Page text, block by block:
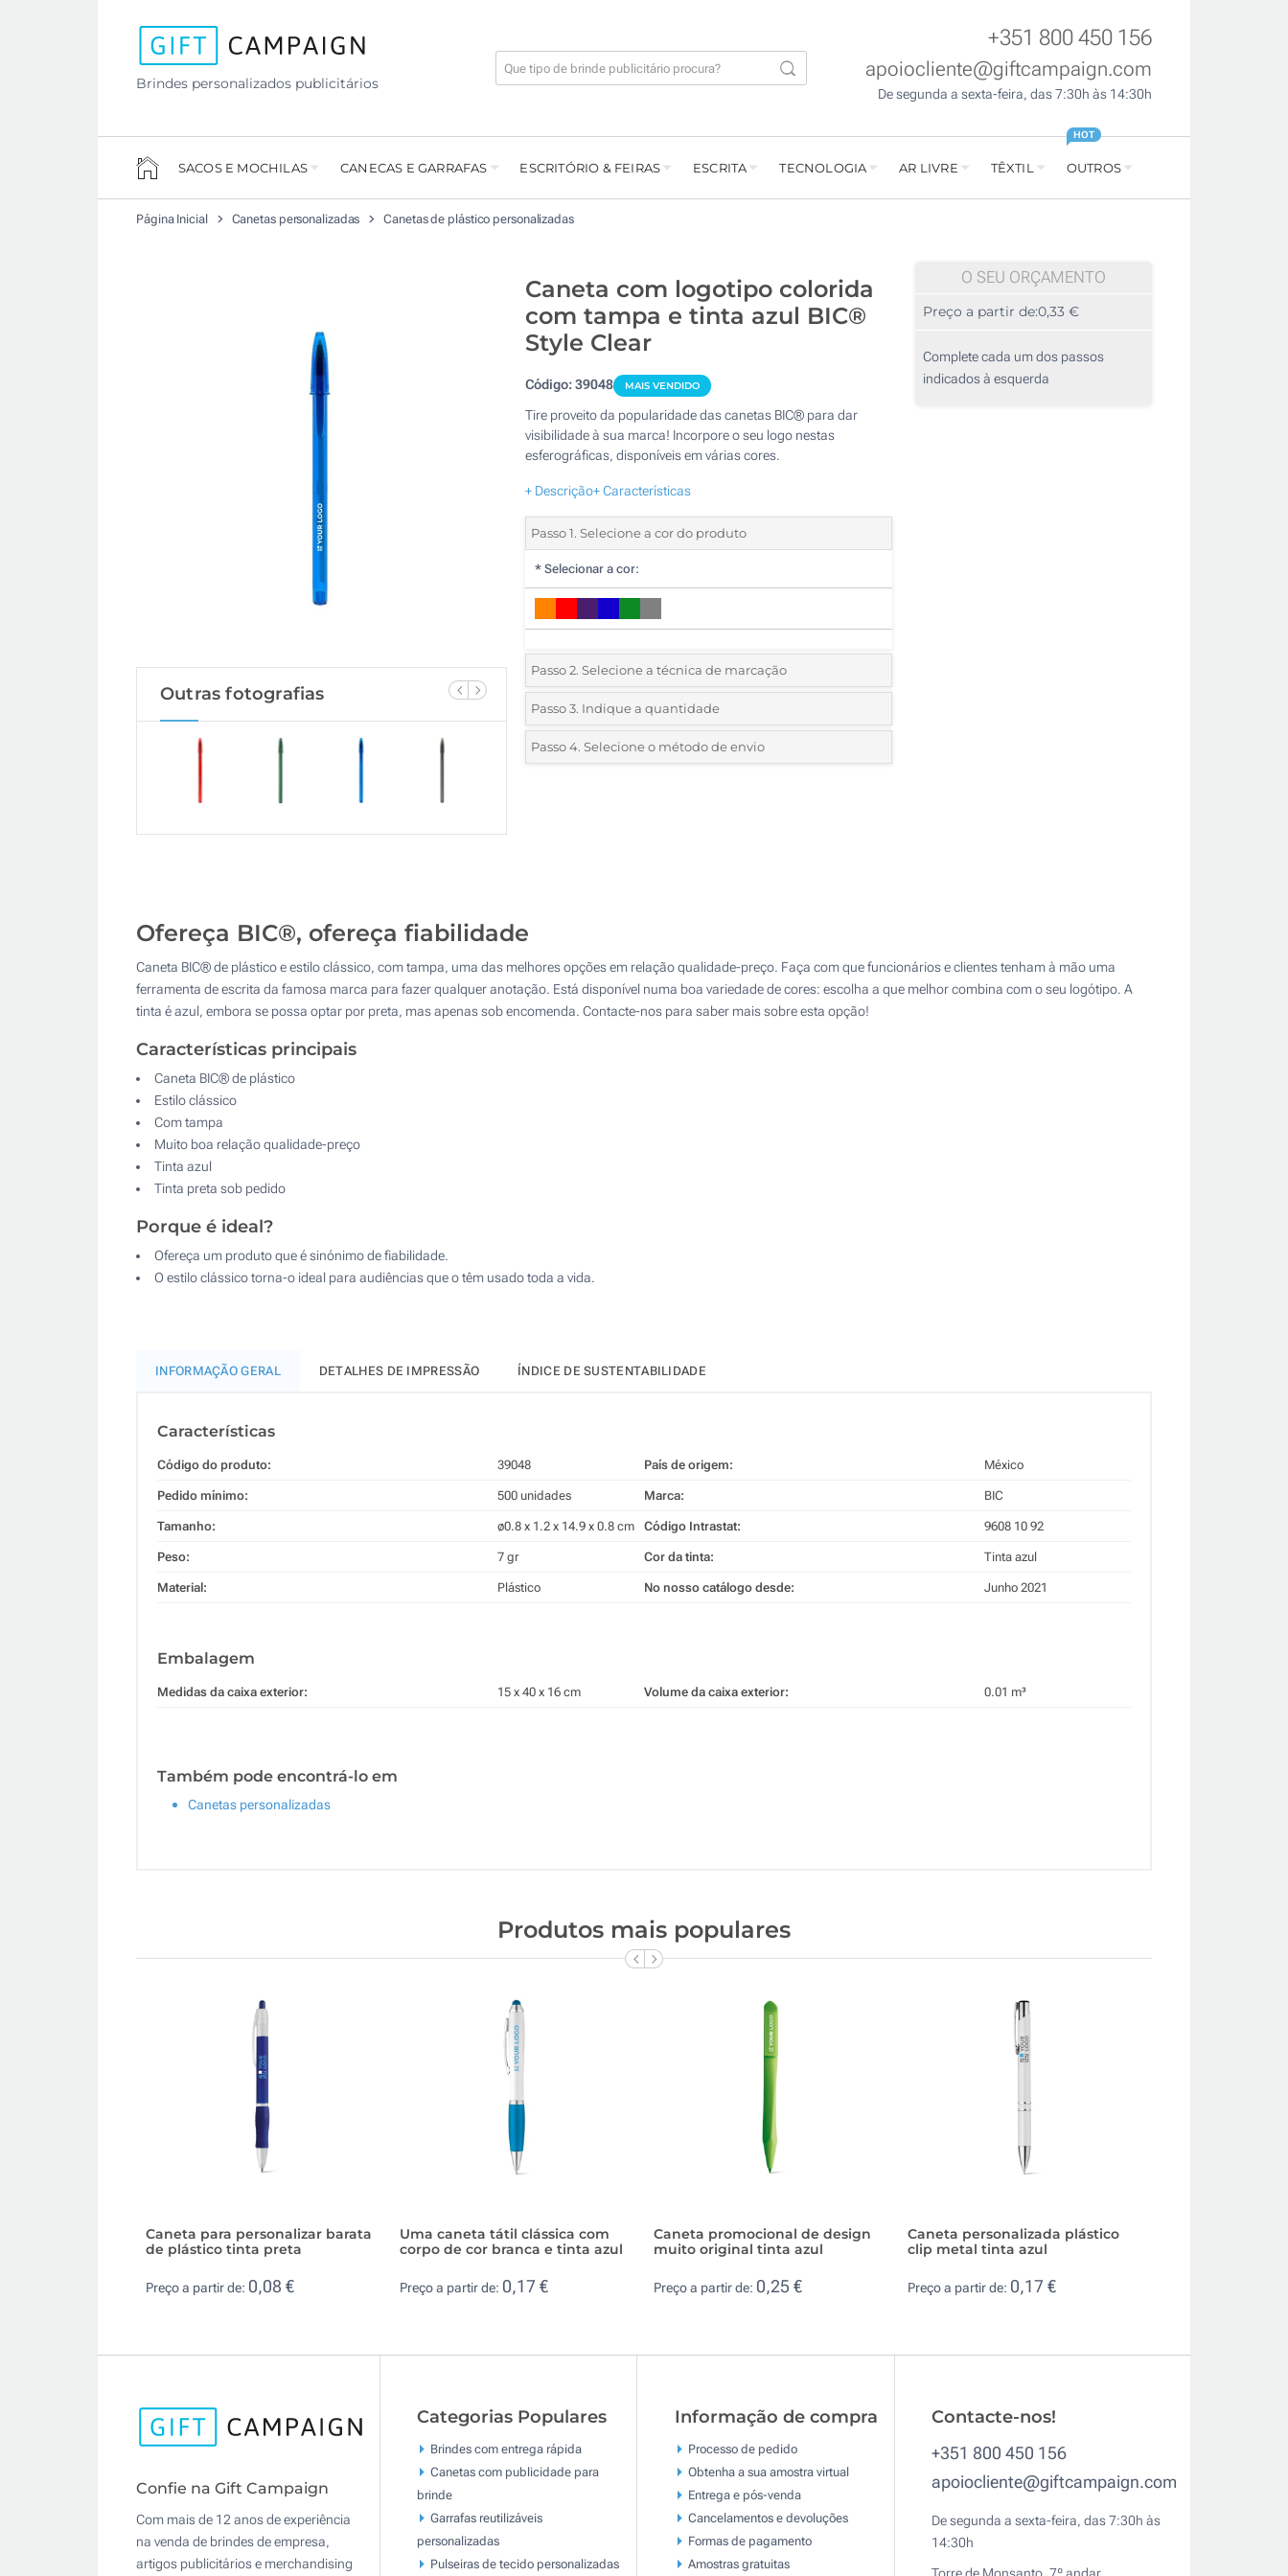
Brindes personalizados publicitários
+351 800 450 156
apoiocliente@giftcampaign.com
De segunda a sexta-feira, das 7:30h às 14:30h
SACOS E MOCHILAS CANECAS E GARRAFAS ESCRITÓRIO & FEIRAS ESCRITA TECNOLOGIA AR LIVRE TÊXTIL OUTROS
HOT
Página Inicial Canetas personalizadas Canetas de plástico personalizadas
Outras fotografias
Caneta com logotipo colorida
com tampa e tinta azul BIC®
Style Clear
Código:39048 MAIS VENDIDO
Tire proveito da popularidade das canetas BIC® para dar
visibilidade à sua marca! Incorpore o seu logo nestas
esferográficas, disponíveis em várias cores.
+ Descrição+ Características
Passo 1. Selecione a cor do produto
* Selecionar a cor:
Passo 2. Selecione a técnica de marcação
*Selecione o tipo de marcação e as cores do logotipo:
1 Cor (No corpo)
Passo 3. Indique a quantidade
*Quantidade mínima:500
10000
Outra : Atualizar
Passo 4. Selecione o método de envio
O SEU ORÇAMENTO
Preço a partir de:0,33 €
Complete cada um dos passos
indicados à esquerda
Ofereça BIC®, ofereça fiabilidade
Caneta BIC® de plástico e estilo clássico, com tampa, uma das melhores opções em relação qualidade-preço. Faça com que funcionários e clientes tenham à mão uma
ferramenta de escrita da famosa marca para fazer qualquer anotação. Está disponível numa boa variedade de cores: escolha a que melhor combina com o seu logótipo. A
tinta é azul, embora se possa optar por preta, mas apenas sob encomenda. Contacte-nos para saber mais sobre esta opção!
Características principais
Caneta BIC® de plástico
Estilo clássico
Com tampa
Muito boa relação qualidade-preço
Tinta azul
Tinta preta sob pedido
Porque é ideal?
Ofereça um produto que é sinónimo de fiabilidade.
O estilo clássico torna-o ideal para audiências que o têm usado toda a vida.
INFORMAÇÃO GERAL DETALHES DE IMPRESSÃO ÍNDICE DE SUSTENTABILIDADE
Características
Código do produto: 39048
Pedido mínimo: 500 unidades
Tamanho: ø0.8 x 1.2 x 14.9 x 0.8 cm
Peso: 7 gr
Material: Plástico
País de origem: México
Marca: BIC
Código Intrastat: 9608 10 92
Cor da tinta: Tinta azul
No nosso catálogo desde: Junho 2021
Embalagem
Medidas da caixa exterior: 15 x 40 x 16 cm Volume da caixa exterior: 0.01 m³
Também pode encontrá-lo em
Canetas personalizadas
Produtos mais populares
Caneta para personalizar barata
de plástico tinta preta
Preço a partir de: 0,08 €
Uma caneta tátil clássica com
corpo de cor branca e tinta azul
Preço a partir de: 0,17 €
Caneta promocional de design
muito original tinta azul
Preço a partir de: 0,25 €
Caneta personalizada plástico
clip metal tinta azul
Preço a partir de: 0,17 €
Confie na Gift Campaign
Com mais de 12 anos de experiência
na venda de brindes de empresa,
artigos publicitários e merchandising
Categorias Populares
Brindes com entrega rápida
Canetas com publicidade para
brinde
Garrafas reutilizáveis
personalizadas
Pulseiras de tecido personalizadas
Informação de compra
Processo de pedido
Obtenha a sua amostra virtual
Entrega e pós-venda
Cancelamentos e devoluções
Formas de pagamento
Amostras gratuitas
Contacte-nos!
+351 800 450 156
apoiocliente@giftcampaign.com
De segunda a sexta-feira, das 7:30h às
14:30h